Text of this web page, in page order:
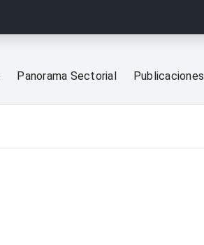
Panorama Sectorial Publicaciones